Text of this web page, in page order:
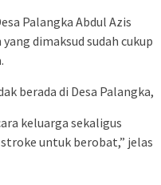
Palangka Abdul Azis
dimaksud sudah cukup
berada di Desa Palangka,
keluarga sekaligus
untuk berobat,” jelas